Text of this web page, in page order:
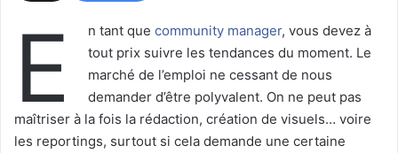
E n tant que community manager, vous devez à
tout prix suivre les tendances du moment. Le
marché de l’emploi ne cessant de nous
demander d’être polyvalent. On ne peut pas
maîtriser à la fois la rédaction, création de visuels… voire
les reportings, surtout si cela demande une certaine